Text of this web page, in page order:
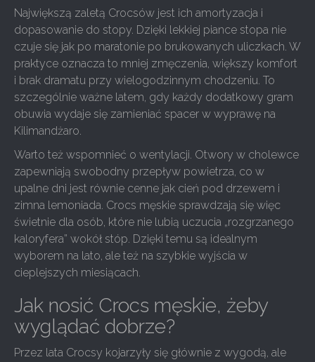
Największą zaletą Crocsów jest ich amortyzacja i
dopasowanie do stopy. Dzięki lekkiej piance stopa nie
czuje się jak po maratonie po brukowanych uliczkach. W
praktyce oznacza to mniej zmęczenia, większy komfort
i brak dramatu przy wielogodzinnym chodzeniu. To
szczególnie ważne latem, gdy każdy dodatkowy gram
obuwia wydaje się zamieniać spacer w wyprawę na
Kilimandżaro.
Warto też wspomnieć o wentylacji. Otwory w cholewce
zapewniają swobodny przepływ powietrza, co w
upalne dni jest równie cenne jak cień pod drzewem i
zimna lemoniada. Crocs męskie sprawdzają się więc
świetnie dla osób, które nie lubią uczucia „rozgrzanego
kaloryfera” wokół stóp. Dzięki temu są idealnym
wyborem na lato, ale też na szybkie wyjścia w
cieplejszych miesiącach.
Jak nosić Crocs męskie, żeby
wyglądać dobrze?
Przez lata Crocsy kojarzyły się głównie z wygodą, ale